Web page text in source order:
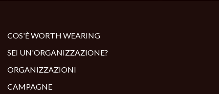
COS'È WORTH WEARING
SEI UN'ORGANIZZAZIONE?
ORGANIZZAZIONI
CAMPAGNE